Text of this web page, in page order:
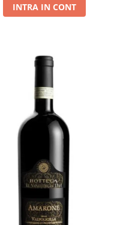
INTRA IN CONT